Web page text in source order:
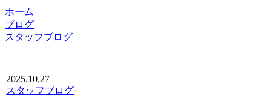
ホーム
ブログ
スタッフブログ
2025.10.27
スタッフブログ